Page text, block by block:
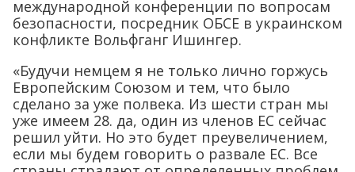
международной конференции по вопросам
безопасности, посредник ОБСЕ в украинском
конфликте Вольфганг Ишингер.
«Будучи немцем я не только лично горжусь
Европейским Союзом и тем, что было
сделано за уже полвека. Из шести стран мы
уже имеем 28. да, один из членов ЕС сейчас
решил уйти. Но это будет преувеличением,
если мы будем говорить о развале ЕС. Все